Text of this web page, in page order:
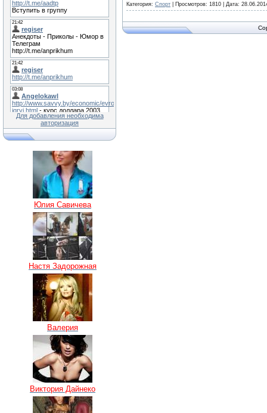
Для добавления необходима
авторизация
Юлия Савичева
Настя Задорожная
Валерия
Виктория Дайнеко
Категория: Спорт | Просмотров: 1810 | Дата: